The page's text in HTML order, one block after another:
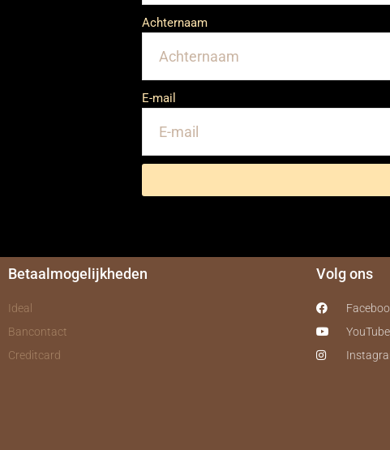
Achternaam
E-mail
Betaalmogelijkheden
Ideal
Bancontact
Creditcard
Volg ons
YouTube